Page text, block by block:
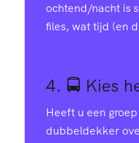
ochtend/nacht is
files, wat tijd (en
4. 🚍 Kies
Heeft u een
dubbeldekker